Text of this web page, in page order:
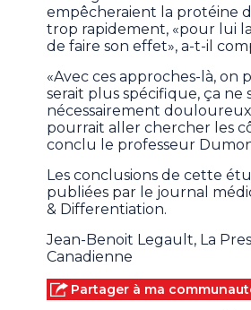
empêcheraient la protéine
trop rapidement, «pour lui
de faire son effet», a-t-il
«Avec ces approches-là, on
serait plus spécifique, ça ne
nécessairement
pourrait aller chercher les
conclu le professeur
Les conclusions de cette
publiées par le journal
& Differentiation.
Jean-Benoit Legault, La
Canadienne
Partager à ma